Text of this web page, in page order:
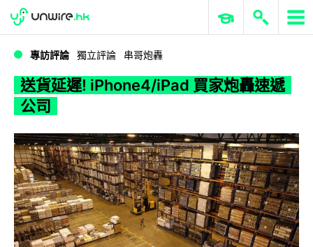
送貨延遲! iPhone4/iPad 買家炮轟速遞公司
WWDC 2026 ERP 與商業 AI
專訪評論 獨立評論 串哥炮轟
送貨延遲! iPhone4/iPad 買家炮轟速遞
公司